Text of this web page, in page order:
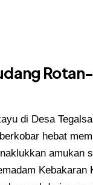
di Desa
hebat
amukan
Kebakaran